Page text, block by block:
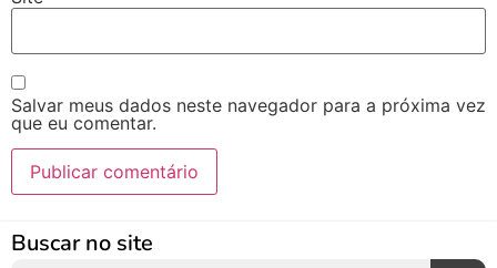
Salvar meus dados neste navegador para a próxima vez
que eu comentar.
Buscar no site